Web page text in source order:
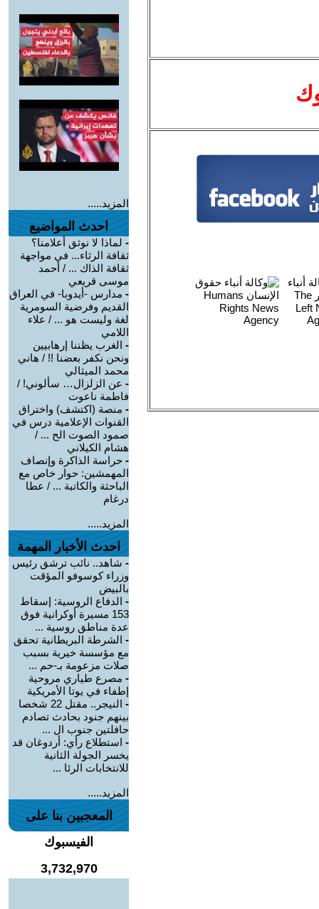
المزيد.....
احدث المواضيع
- لماذا لا نوثق أعلامنا؟
ثقافة الرثاء... في مواجهة
ثقافة الذاك ... / أحمد
موسى قريعي
- مدارس -أيدوبا- في العراق
القديم وفرضية السومرية
لغة وليست هو ... / علاء
اللامي
- الغرب يظننا إرهابيين
ونحن نكفر بعضنا !! / هاني
محمد الميثالي
- عن الزلزال… سألوني! /
فاطمة ناعوت
- منصة (اكتشف) واختراق
القنوات الإعلامية درس في
صمود الصوت الح ... /
هشام الكيلاني
- حراسة الذاكرة وإنصاف
المهمشين: حوار خاص مع
الباحثة والكاتبة ... / عطا
درغام
المزيد.....
احدث الأخبار المهمة
- شاهد.. نائب ترشق رئيس
وزراء كوسوفو المؤقت
بالبيض
- الدفاع الروسية: إسقاط
153 مسيرة أوكرانية فوق
عدة مناطق روسية ...
- الشرطة البريطانية تحقق
مع مؤسسة خيرية بسبب
صلات مزعومة بـ-حم ...
- مصرع طياري مروحية
إطفاء في يوتا الأمريكية
-
النيجر.. مقتل 22 شخصا
بينهم جنود بحادث تصادم
حافلتين جنوب ال ...
- استطلاع رأي: أردوغان قد
يخسر الجولة الثانية
للانتخابات الرئا ...
المزيد.....
المعجبين بنا على
الفيسبوك
3,732,970